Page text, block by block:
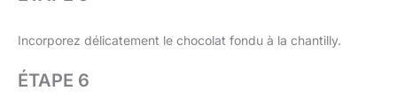
Incorporez délicatement le chocolat fondu à la chantilly.
ÉTAPE 6